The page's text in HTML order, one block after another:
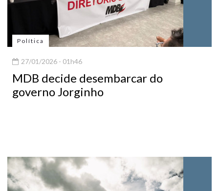
Política
27/01/2026 - 01h46
MDB decide desembarcar do
governo Jorginho